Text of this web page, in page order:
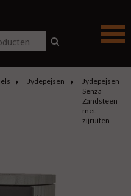
Jydepejsen
Jydepejsen
Senza
Zandsteen
met
zijruiten